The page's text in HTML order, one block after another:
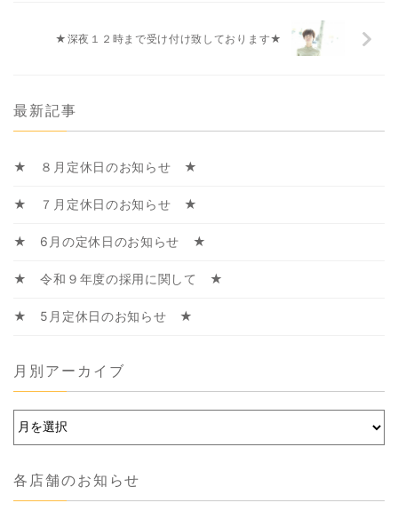
★深夜１２時まで受け付け致しております★
最新記事
★ ８月定休日のお知らせ ★
★ ７月定休日のお知らせ ★
★ 6月の定休日のお知らせ ★
★ 令和９年度の採用に関して ★
★ 5月定休日のお知らせ ★
月別アーカイブ
各店舗のお知らせ